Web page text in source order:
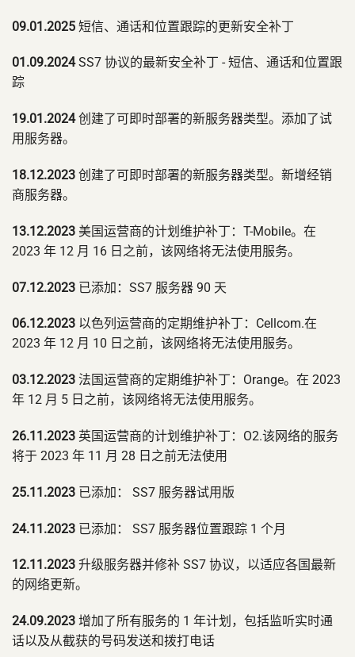
09.01.2025 短信、通话和位置跟踪的更新安全补丁
01.09.2024SS7 协议的最新安全补丁 - 短信、通话和位置跟
踪
19.01.2024创建了可即时部署的新服务器类型。添加了试
用服务器。
18.12.2023 创建了可即时部署的新服务器类型。新增经销
商服务器。
13.12.2023 美国运营商的计划维护补丁：T-Mobile。在
2023 年 12 月 16 日之前，该网络将无法使用服务。
07.12.2023 已添加：SS7 服务器 90 天
06.12.2023 以色列运营商的定期维护补丁：Cellcom.在
2023 年 12 月 10 日之前，该网络将无法使用服务。
03.12.2023 法国运营商的定期维护补丁：Orange。在 2023
年 12 月 5 日之前，该网络将无法使用服务。
26.11.2023 英国运营商的计划维护补丁：O2.该网络的服务
将于 2023 年 11 月 28 日之前无法使用
25.11.2023 已添加： SS7 服务器试用版
24.11.2023 已添加： SS7 服务器位置跟踪 1 个月
12.11.2023 升级服务器并修补 SS7 协议，以适应各国最新
的网络更新。
24.09.2023 增加了所有服务的 1 年计划，包括监听实时通
话以及从截获的号码发送和拨打电话